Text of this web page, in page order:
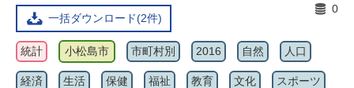
一括ダウンロード(2件)
0
統計 小松島市 市町村別 2016 自然 人口
経済 生活 保健 福祉 教育 文化 スポーツ